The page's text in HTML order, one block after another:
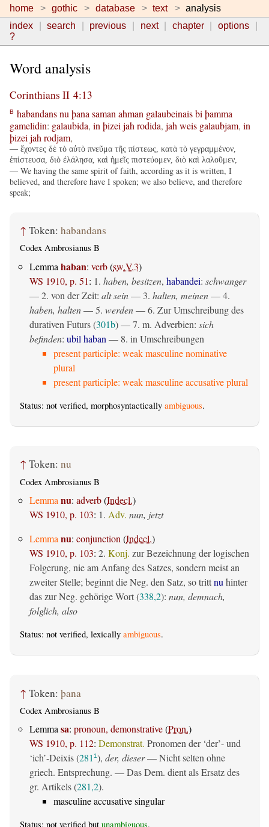
home gothic database text
analysis
index
search previous next chapter
options
?
Word analysis
Corinthians II 4:13
B habandansnu þana saman ahman galaubeinaisbi þamma
gamelidin: galaubida, in þizei jah rodida, jah weis galaubjam, in
þizei jah rodjam,
— ἔχοντες δὲ τὸ αὐτὸ πνεῦμα τῆς πίστεως, κατὰ τὸ γεγραμμένον,
ἐπίστευσα, διὸ ἐλάλησα, καὶ ἡμεῖς πιστεύομεν, διὸ καὶ λαλοῦμεν,
— We having the same spirit of faith, according as it is written, I
believed, and therefore have I spoken; we also believe, and therefore
speak;
↑ Token: habandans
Codex Ambrosianus B
Lemma haban: verb(sw.V.3)
WS 1910, p. 51: 1. haben, besitzen, habandei: schwanger
— 2. von der Zeit: alt sein— 3. halten, meinen— 4.
haben, halten— 5. werden— 6. Zur Umschreibung des
durativen Futurs (301b) — 7. m. Adverbien: sich
befinden: ubil haban — 8. in Umschreibungen
present participle: weak masculine nominative
plural
present participle: weak masculine accusative plural
Status: not verified, morphosyntactically ambiguous.
↑ Token: nu
Codex Ambrosianus B
Lemma nu: adverb(Indecl.)
WS 1910, p. 103: 1. Adv. nun, jetzt
Lemma nu: conjunction (Indecl.)
WS 1910, p. 103: 2. Konj. zur Bezeichnung der logischen
Folgerung, nie am Anfang des Satzes, sondern meist an
zweiter Stelle; beginnt die Neg. den Satz, so trittnu hinter
das zur Neg. gehörige Wort (338,2): nun, demnach,
folglich, also
Status: not verified, lexically ambiguous.
↑ Token: þana
Codex Ambrosianus B
Lemmasa: pronoun, demonstrative(Pron.)
WS 1910, p. 112: Demonstrat. Pronomen der ‘der’- und
‘ich’-Deixis (281 1), der, dieser— Nicht selten ohne
griech. Entsprechung. — Das Dem. dient als Ersatz des
gr. Artikels (281,2).
masculine accusative singular
Status: not verified but unambiguous.